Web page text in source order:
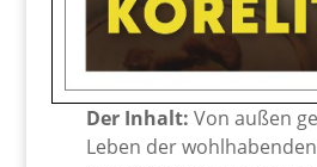
Der Inhalt: Von außen
Leben der